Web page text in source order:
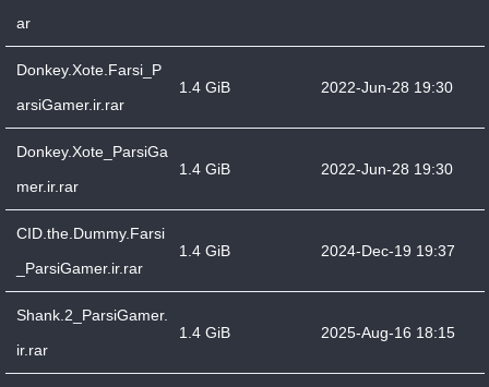
ar
Donkey.Xote.Farsi_P
arsiGamer.ir.rar
1.4 GiB 2022-Jun-28 19:30
Donkey.Xote_ParsiGa
mer.ir.rar
1.4 GiB 2022-Jun-28 19:30
CID.the.Dummy.Farsi
_ParsiGamer.ir.rar
1.4 GiB 2024-Dec-19 19:37
Shank.2_ParsiGamer.
ir.rar
1.4 GiB 2025-Aug-16 18:15